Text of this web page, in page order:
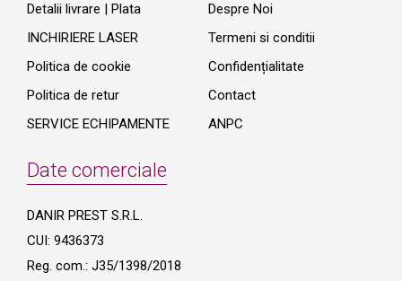
Detalii livrare | Plata
INCHIRIERE LASER
Politica de cookie
Politica de retur
SERVICE ECHIPAMENTE
Despre Noi
Termeni si conditii
Confidențialitate
Contact
ANPC
Date comerciale
DANIR PREST S.R.L.
CUI: 9436373
Reg. com.: J35/1398/2018